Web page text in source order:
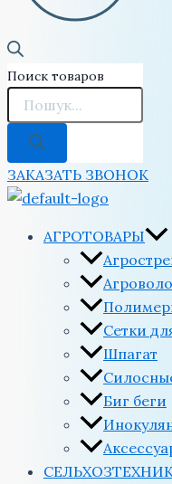
Поиск товаров
ЗАКАЗАТЬ ЗВОНОК
АГРОТОВАРЫ
Сетки
Шпагат
Биг беги